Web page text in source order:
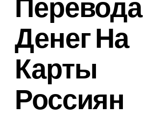
Денег На
Карты
Россиян